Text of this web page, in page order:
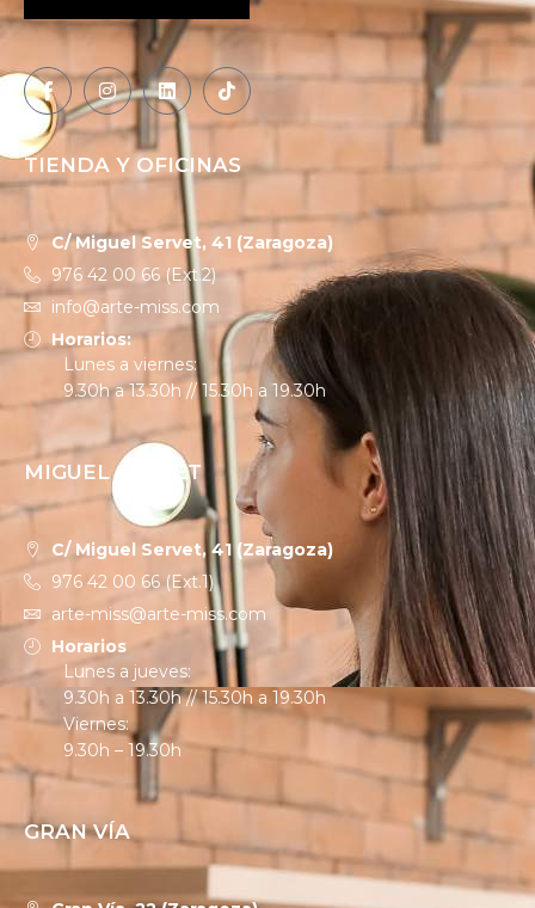
TIENDA Y OFICINAS
C/ Miguel Servet, 41 (Zaragoza)
976 42 00 66 (Ext.2)
info@arte-miss.com
Horarios:
Lunes a viernes:
9.30h a 13.30h // 15.30h a 19.30h
MIGUEL SERVET
C/ Miguel Servet, 41 (Zaragoza)
976 42 00 66 (Ext.1)
arte-miss@arte-miss.com
Horarios
Lunes a jueves:
9.30h a 13.30h // 15.30h a 19.30h
Viernes:
9.30h – 19.30h
GRAN VÍA